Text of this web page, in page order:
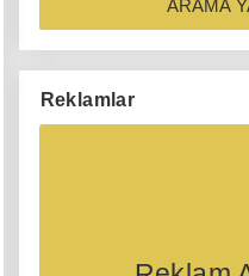
Reklamlar